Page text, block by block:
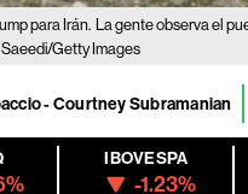
para Irán. La gente observa el
Saeedi/Getty Images
- Courtney Subramanian
IBOVESPA
-1.23%